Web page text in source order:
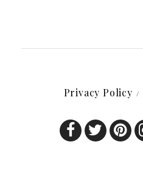
Privacy Policy